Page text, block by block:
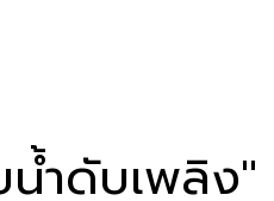
ำดับเพลิง"